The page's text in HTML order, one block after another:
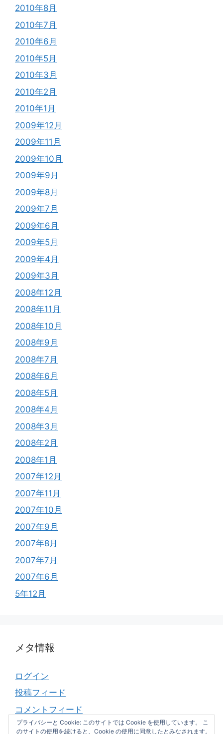
2010年8月
2010年7月
2010年6月
2010年5月
2010年3月
2010年2月
2010年1月
2009年12月
2009年11月
2009年10月
2009年9月
2009年8月
2009年7月
2009年6月
2009年5月
2009年4月
2009年3月
2008年12月
2008年11月
2008年10月
2008年9月
2008年7月
2008年6月
2008年5月
2008年4月
2008年3月
2008年2月
2008年1月
2007年12月
2007年11月
2007年10月
2007年9月
2007年8月
2007年7月
2007年6月
5年12月
メタ情報
ログイン
投稿フィード
コメントフィード
WordPress.org
プライバシーと Cookie: このサイトでは Cookie を使用しています。 こ
のサイトの使用を続けると、Cookie の使用に同意したとみなされます。